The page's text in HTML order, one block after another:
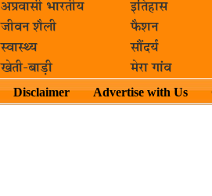
अप्रवासी भारतीय
इतिहास
जीवन शैली
फैशन
स्वास्थ्य
सौंदर्य
खेती-बाड़ी मेरा गांव
Disclaimer Advertise with Us